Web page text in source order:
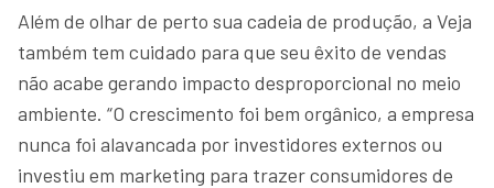
Além de olhar de perto sua cadeia de produção, a Veja
também tem cuidado para que seu êxito de vendas
não acabe gerando impacto desproporcional no meio
ambiente. “O crescimento foi bem orgânico, a empresa
nunca foi alavancada por investidores externos ou
investiu em marketing para trazer consumidores de